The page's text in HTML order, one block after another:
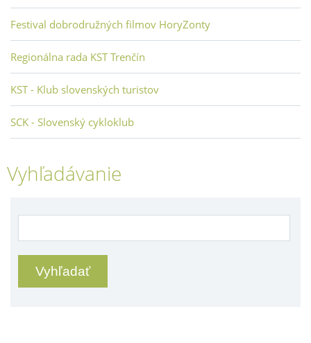
Festival dobrodružných filmov HoryZonty
Regionálna rada KST Trenčín
KST - Klub slovenských turistov
SCK - Slovenský cykloklub
Vyhľadávanie